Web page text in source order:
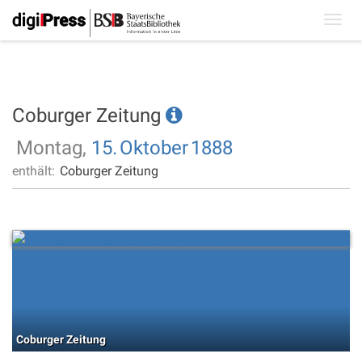
Coburger Zeitung
Montag, 15.Oktober1888
enthält: Coburger Zeitung
Coburger Zeitung